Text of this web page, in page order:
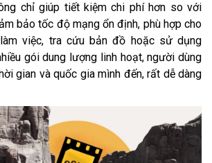
chỉ giúp tiết kiệm chi phí hơn so với
bảo tốc độ mạng ổn định, phù hợp cho
việc, tra cứu bản đồ hoặc sử dụng
gói dung lượng linh hoạt, người dùng
gian và quốc gia mình đến, rất dễ dàng